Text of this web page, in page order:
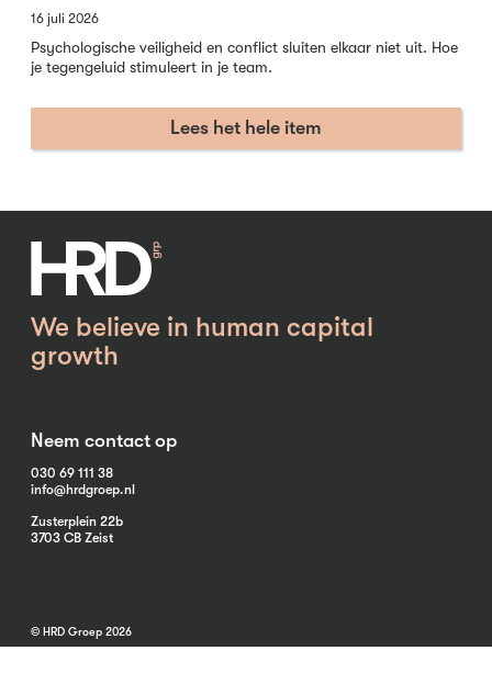
16 juli 2026
Psychologische veiligheid en conflict sluiten elkaar niet uit. Hoe
je tegengeluid stimuleert in je team.
Lees het hele item
We believe in human capital
growth
Neem contact op
030 69 111 38
info@hrdgroep.nl
Zusterplein 22b
3703 CB Zeist
© HRD Groep 2026